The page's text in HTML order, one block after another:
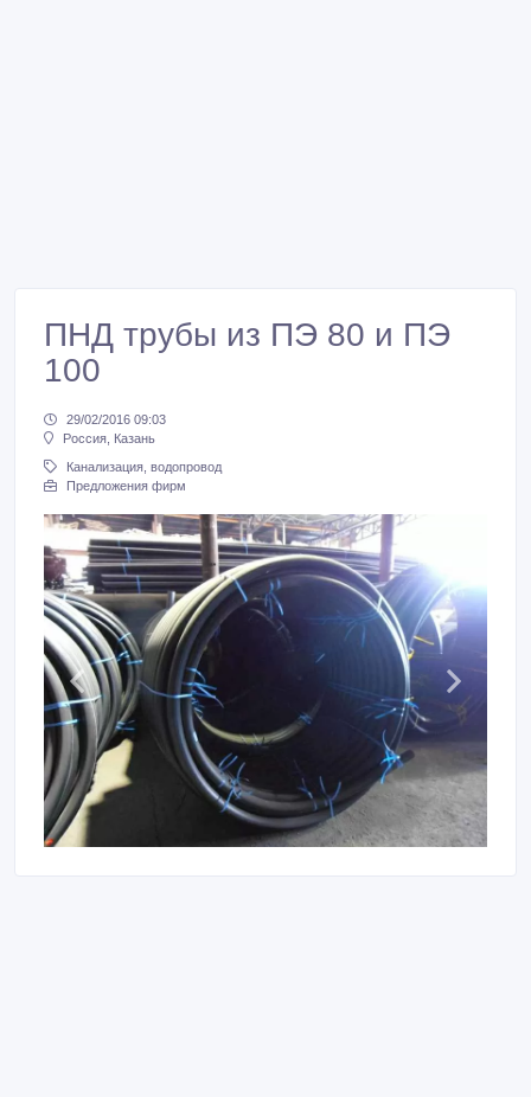
ПНД трубы из ПЭ 80 и ПЭ
100
29/02/2016 09:03
Россия, Казань
Канализация, водопровод
Предложения фирм